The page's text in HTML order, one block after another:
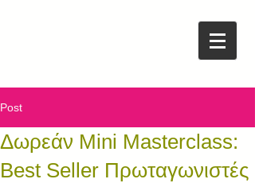
Post
Δωρεάν Mini Masterclass:
Best Seller Πρωταγωνιστές